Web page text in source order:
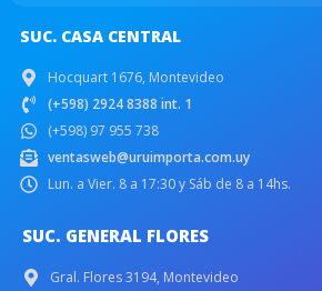
SUC. CASA CENTRAL
Hocquart 1676, Montevideo
(+598) 2924 8388 int. 1
(+598) 97 955 738
ventasweb@uruimporta.com.uy
Lun. a Vier. 8 a 17:30 y Sáb de 8 a 14hs.
SUC. GENERAL FLORES
Gral. Flores 3194, Montevideo